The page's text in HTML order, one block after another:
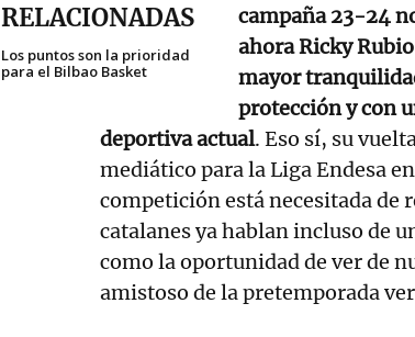
RELACIONADAS
Los puntos son la prioridad
para el Bilbao Basket
campaña 23-24
ahora Ricky
mayor
protección y con
deportiva actual. Eso sí, su
mediático para la Liga Endesa
competición está necesitada de
catalanes ya hablan incluso de
como la oportunidad de ver de
amistoso de la pretemporada